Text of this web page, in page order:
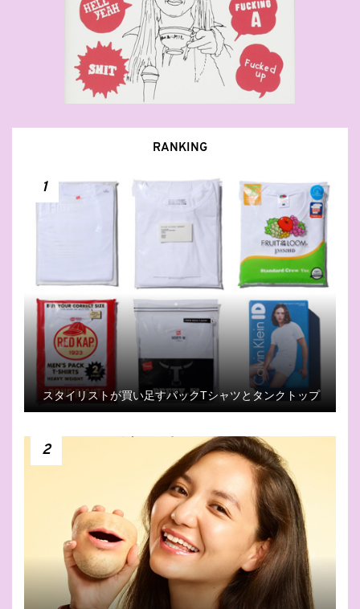
RANKING
1
スタイリストが買い足すパックTシャツとタンクトップ
2